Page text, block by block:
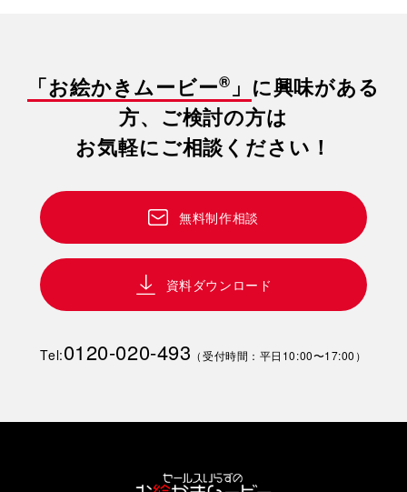
「お絵かきムービー® 」 に興味がある
方、ご検討の方は
お気軽にご相談ください！
無料制作相談
資料ダウンロード
Tel:0120-020-493 （受付時間：平日10:00〜17:00）